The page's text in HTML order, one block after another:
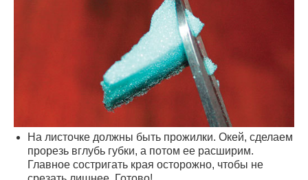
На листочке должны быть прожилки. Окей, сделаем
прорезь вглубь губки, а потом ее расширим.
Главное состригать края осторожно, чтобы не